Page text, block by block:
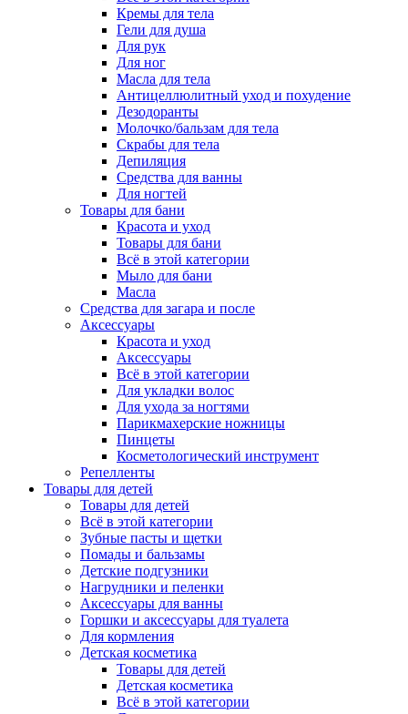
Кремы для тела
Гели для душа
Для рук
Для ног
Масла для тела
Антицеллюлитный уход и похудение
Дезодоранты
Молочко/бальзам для тела
Скрабы для тела
Депиляция
Средства для ванны
Для ногтей
Товары для бани
Красота и уход
Товары для бани
Всё в этой категории
Мыло для бани
Масла
Средства для загара и после
Аксессуары
Красота и уход
Аксессуары
Всё в этой категории
Для укладки волос
Для ухода за ногтями
Парикмахерские ножницы
Пинцеты
Косметологический инструмент
Репелленты
Товары для детей
Товары для детей
Всё в этой категории
Зубные пасты и щетки
Помады и бальзамы
Детские подгузники
Нагрудники и пеленки
Аксессуары для ванны
Горшки и аксессуары для туалета
Для кормления
Детская косметика
Товары для детей
Детская косметика
Всё в этой категории